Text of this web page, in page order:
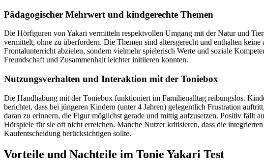
Pädagogischer Mehrwert und kindgerechte Themen
Die Hörfiguren von Yakari vermitteln respektvollen Umgang mit der Natur und
vermittelt, ohne zu überfordern. Die Themen sind altersgerecht und enthalten
Frontalunterricht abzielen, sondern vielmehr spielerisch Werte und soziale
Freundschaft und Zusammenhalt leichter initiieren konnten.
Nutzungsverhalten und Interaktion mit der Toniebox
Die Handhabung mit der Toniebox funktioniert im Familienalltag reibungslos.
berichtet, dass bei jüngeren Kindern (unter 4 Jahren) gelegentlich Frustration
daran zu erinnern, die Figur möglichst gerade und mittig aufzusetzen. Positiv fällt
Hörspiele für sie oft nicht erreichen. Manche Nutzer kritisieren, dass die
Kaufentscheidung berücksichtigen sollte.
Vorteile und Nachteile im Tonie Yakari Test